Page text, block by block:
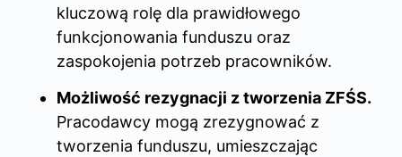
kluczową rolę dla prawidłowego
funkcjonowania funduszu oraz
zaspokojenia potrzeb pracowników.
Możliwość rezygnacji z tworzenia ZFŚS.
Pracodawcy mogą zrezygnować z
tworzenia funduszu, umieszczając